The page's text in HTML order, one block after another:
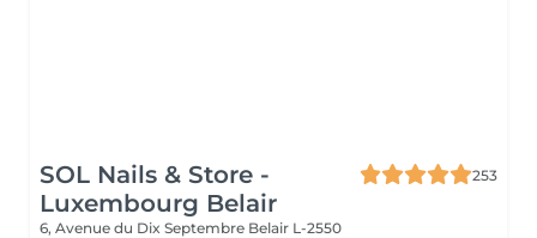
SOL Nails & Store -
Luxembourg Belair
253
6, Avenue du Dix Septembre Belair L-2550